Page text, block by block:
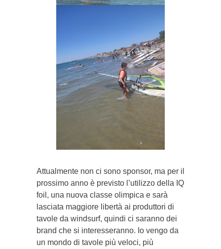
Attualmente non ci sono sponsor, ma per il
prossimo anno è previsto l’utilizzo della IQ
foil, una nuova classe olimpica e sarà
lasciata maggiore libertà ai produttori di
tavole da windsurf, quindi ci saranno dei
brand che si interesseranno. Io vengo da
un mondo di tavole più veloci, più